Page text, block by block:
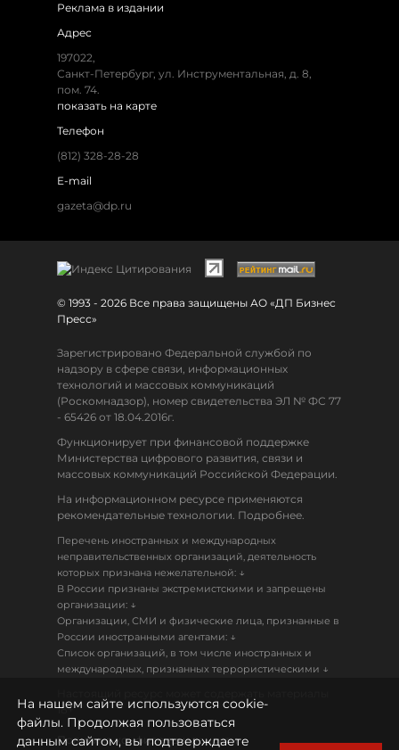
Реклама в издании
Адрес
197022,
Санкт-Петербург, ул. Инструментальная, д. 8,
пом. 74.
показать на карте
Телефон
(812) 328-28-28
E-mail
gazeta@dp.ru
© 1993 - 2026 Все права защищены АО «ДП Бизнес
Пресс»
Зарегистрировано Федеральной службой по
надзору в сфере связи, информационных
технологий и массовых коммуникаций
(Роскомнадзор), номер свидетельства ЭЛ № ФС 77
- 65426 от 18.04.2016г.
Функционирует при финансовой поддержке
Министерства цифрового развития, связи и
массовых коммуникаций Российской Федерации.
На информационном ресурсе применяются
рекомендательные технологии. Подробнее.
Перечень иностранных и международных
неправительственных организаций, деятельность
которых признана нежелательной: ↓
В России признаны экстремистскими и запрещены
организации: ↓
Организации, СМИ и физические лица, признанные в
России иностранными агентами: ↓
Список организаций, в том числе иностранных и
международных, признанных террористическими ↓
18+
Политика конфиденциальности
На нашем сайте используются cookie-
файлы. Продолжая пользоваться
данным сайтом, вы подтверждаете